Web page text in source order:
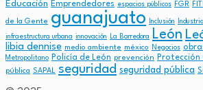
Educación Emprendedores espacios públicos FGR
de la Gente guanajuato Inclusión Industria
infraestructura urbana innovación La Barredora León
libia dennise medio ambiente méxico Negocios
Metropolitano Policía de León prevención Protección
pública SAPAL seguridad seguridad pública